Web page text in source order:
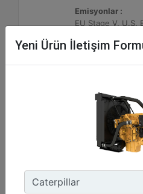
Emisyonlar :
Detay
Yeni Ürün İletişim